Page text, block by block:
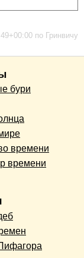
по Гринвичу
бури
времени
времени